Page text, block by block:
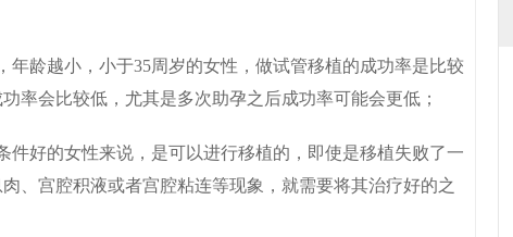
龄越小，小于35周岁的女性，做试管移植的成功率是比较
率会比较低，尤其是多次助孕之后成功率可能会更低；
好的女性来说，是可以进行移植的，即使是移植失败了一
、宫腔积液或者宫腔粘连等现象，就需要将其治疗好的之